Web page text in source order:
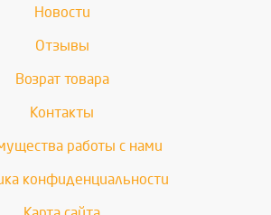
Новости
Отзывы
Возрат товара
Контакты
работы с нами
конфиденциальности